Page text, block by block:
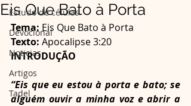
Estudo de células
Devocional
Noticias
Artigos
Tadel
Eis Que Bato à Porta
Tema: Eis Que Bato à Porta
Texto: Apocalipse 3:20
INTRODUÇÃO
“Eis que eu estou à porta e bato; se
alguém ouvir a minha voz e abrir a